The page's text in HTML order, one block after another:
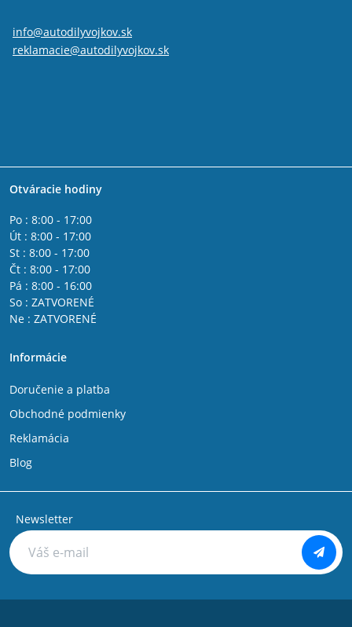
info@autodilyvojkov.sk
reklamacie@autodilyvojkov.sk
Otváracie hodiny
Po : 8:00 - 17:00
Út : 8:00 - 17:00
St : 8:00 - 17:00
Čt : 8:00 - 17:00
Pá : 8:00 - 16:00
So : ZATVORENÉ
Ne : ZATVORENÉ
Informácie
Doručenie a platba
Obchodné podmienky
Reklamácia
Blog
Newsletter